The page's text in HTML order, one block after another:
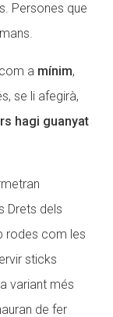
Persones que
a mínim,
se li afegirà,
hagi guanyat
Drets dels
rodes com les
sticks
variant més
de fer